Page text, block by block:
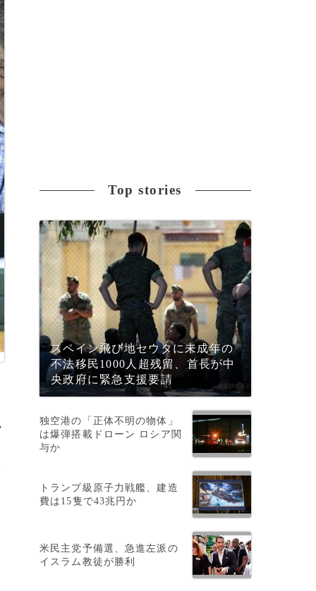
Top stories
スペイン飛び地セウタに未成年の
不法移民1000人超残留、首長が中
央政府に緊急支援要請
独空港の「正体不明の物体」
は爆弾搭載ドローン ロシア関
与か
トランプ級原子力戦艦、建造
費は15隻で43兆円か
米民主党予備選、急進左派の
イスラム教徒が勝利